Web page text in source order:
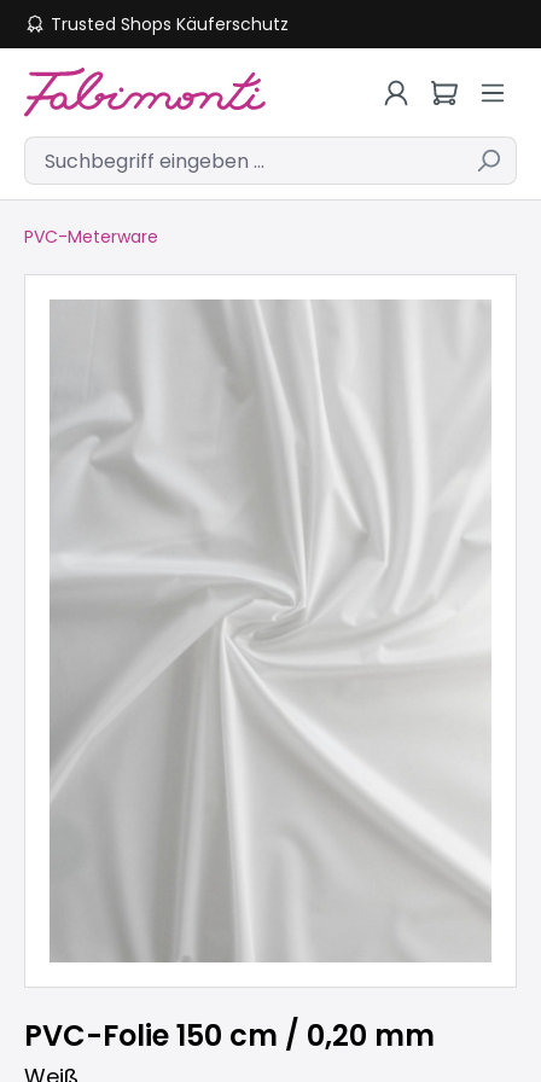
Zum Hauptinhalt springen
Trusted Shops Käuferschutz
PVC-Meterware
PVC-Folie 150 cm / 0,20 mm